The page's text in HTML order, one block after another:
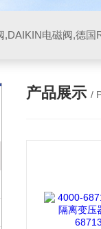
,DAIKIN电磁阀,德
产品展示 /